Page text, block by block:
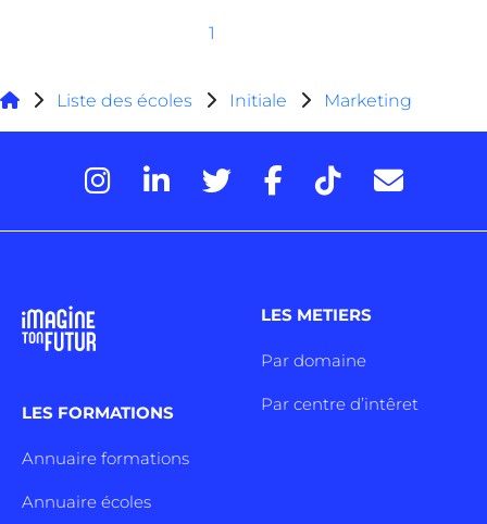
1
Liste des écoles Initiale Marketing
LES FORMATIONS
Annuaire formations
Annuaire écoles
LES METIERS
Par domaine
Par centre d’intêret